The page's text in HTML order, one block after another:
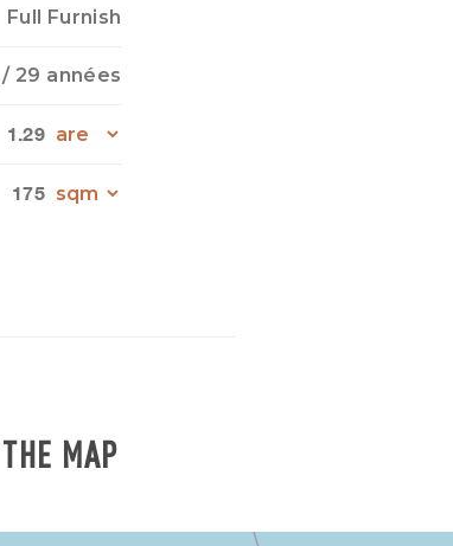
Full Furnish
/ 29 années
1.29
175
MAP